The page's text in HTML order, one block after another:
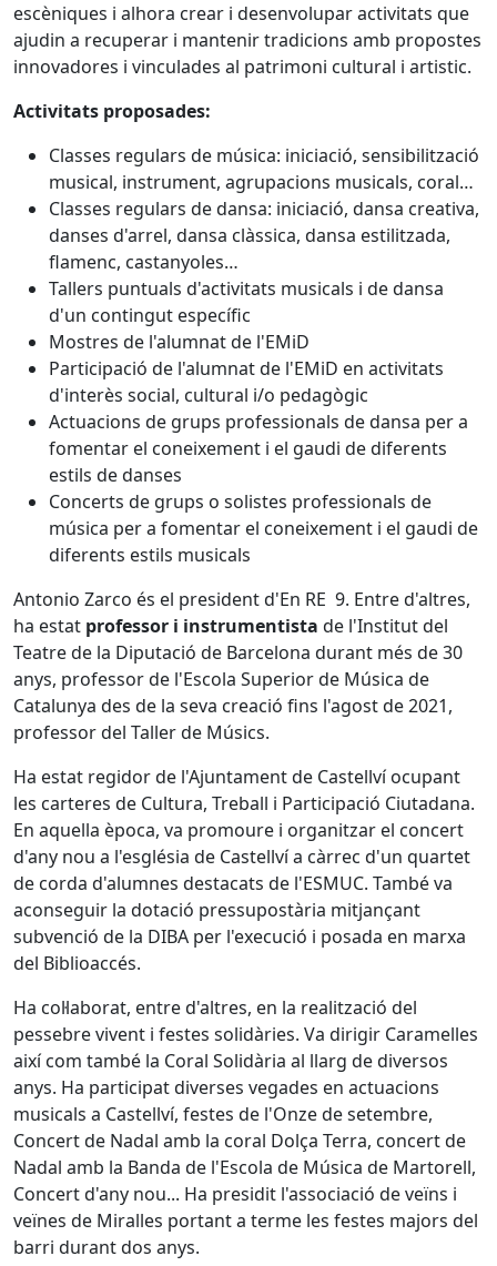
escèniques i alhora crear i desenvolupar activitats que
ajudin a recuperar i mantenir tradicions amb propostes
innovadores i vinculades al patrimoni cultural i artistic.
Activitats proposades:
Classes regulars de música: iniciació, sensibilització
musical, instrument, agrupacions musicals, coral…
Classes regulars de dansa: iniciació, dansa creativa,
danses d'arrel, dansa clàssica, dansa estilitzada,
flamenc, castanyoles…
Tallers puntuals d'activitats musicals i de dansa
d'un contingut específic
Mostres de l'alumnat de l'EMiD
Participació de l'alumnat de l'EMiD en activitats
d'interès social, cultural i/o pedagògic
Actuacions de grups professionals de dansa per a
fomentar el coneixement i el gaudi de diferents
estils de danses
Concerts de grups o solistes professionals de
música per a fomentar el coneixement i el gaudi de
diferents estils musicals
Antonio Zarco és el president d'En RE 9. Entre d'altres,
ha estat professor i instrumentista de l'Institut del
Teatre de la Diputació de Barcelona durant més de 30
anys, professor de l'Escola Superior de Música de
Catalunya des de la seva creació fins l'agost de 2021,
professor del Taller de Músics.
Ha estat regidor de l'Ajuntament de Castellví ocupant
les carteres de Cultura, Treball i Participació Ciutadana.
En aquella època, va promoure i organitzar el concert
d'any nou a l'església de Castellví a càrrec d'un quartet
de corda d'alumnes destacats de l'ESMUC. També va
aconseguir la dotació pressupostària mitjançant
subvenció de la DIBA per l'execució i posada en marxa
del Biblioaccés.
Ha col·laborat, entre d'altres, en la realització del
pessebre vivent i festes solidàries. Va dirigir Caramelles
així com també la Coral Solidària al llarg de diversos
anys. Ha participat diverses vegades en actuacions
musicals a Castellví, festes de l'Onze de setembre,
Concert de Nadal amb la coral Dolça Terra, concert de
Nadal amb la Banda de l'Escola de Música de Martorell,
Concert d'any nou... Ha presidit l'associació de veïns i
veïnes de Miralles portant a terme les festes majors del
barri durant dos anys.